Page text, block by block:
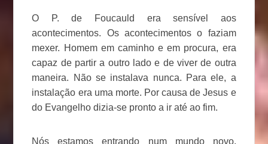
O P. de Foucauld era sensível aos
acontecimentos. Os acontecimentos o faziam
mexer. Homem em caminho e em procura, era
capaz de partir a outro lado e de viver de outra
maneira. Não se instalava nunca. Para ele, a
instalação era uma morte. Por causa de Jesus e
do Evangelho dizia-se pronto a ir até ao fim.
Nós estamos entrando num mundo novo.